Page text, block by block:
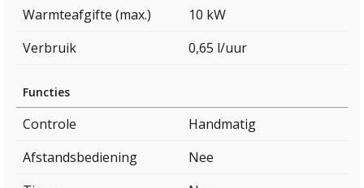
Warmteafgifte (max.)
10 kW
Verbruik
0,65 l/uur
Functies
Controle
Handmatig
Afstandsbediening
Nee